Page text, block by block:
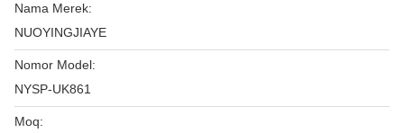
Nama Merek:
NUOYINGJIAYE
Nomor Model:
NYSP-UK861
Moq: